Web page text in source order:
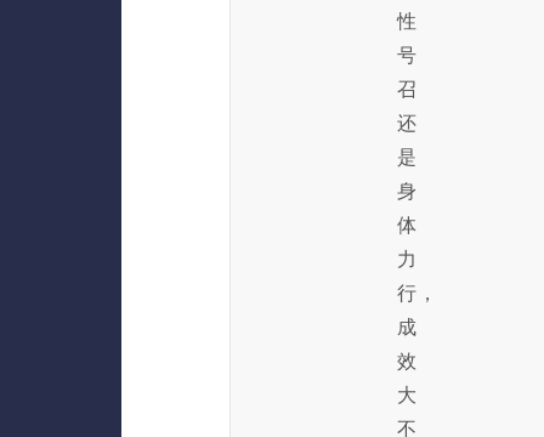
性
号
召
还
是
身
体
力
行，
成
效
大
不